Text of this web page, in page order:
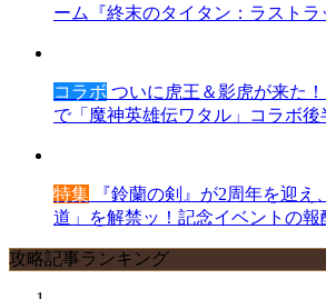
ーム『終末のタイタン：ラストラ
コラボ ついに虎王＆影虎が来た！
で「魔神英雄伝ワタル」コラボ後
特集 『鈴蘭の剣』が2周年を迎え
道」を解禁ッ！記念イベントの報
攻略記事ランキング